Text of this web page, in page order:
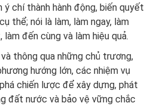
ý chí thành hành động, biến quyết
thể; nói là làm, làm ngay, làm
đến cùng và làm hiệu quả.
thông qua những chủ trương,
hướng lớn, các nhiệm vụ
chiến lược để xây dựng, phát
đất nước và bảo vệ vững chắc